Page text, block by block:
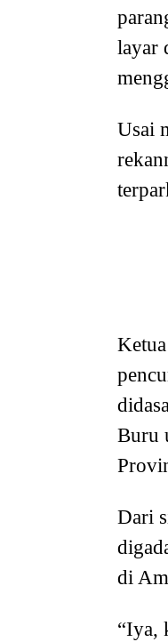
layar
Usai
Buru
Dari
di
“Iya,